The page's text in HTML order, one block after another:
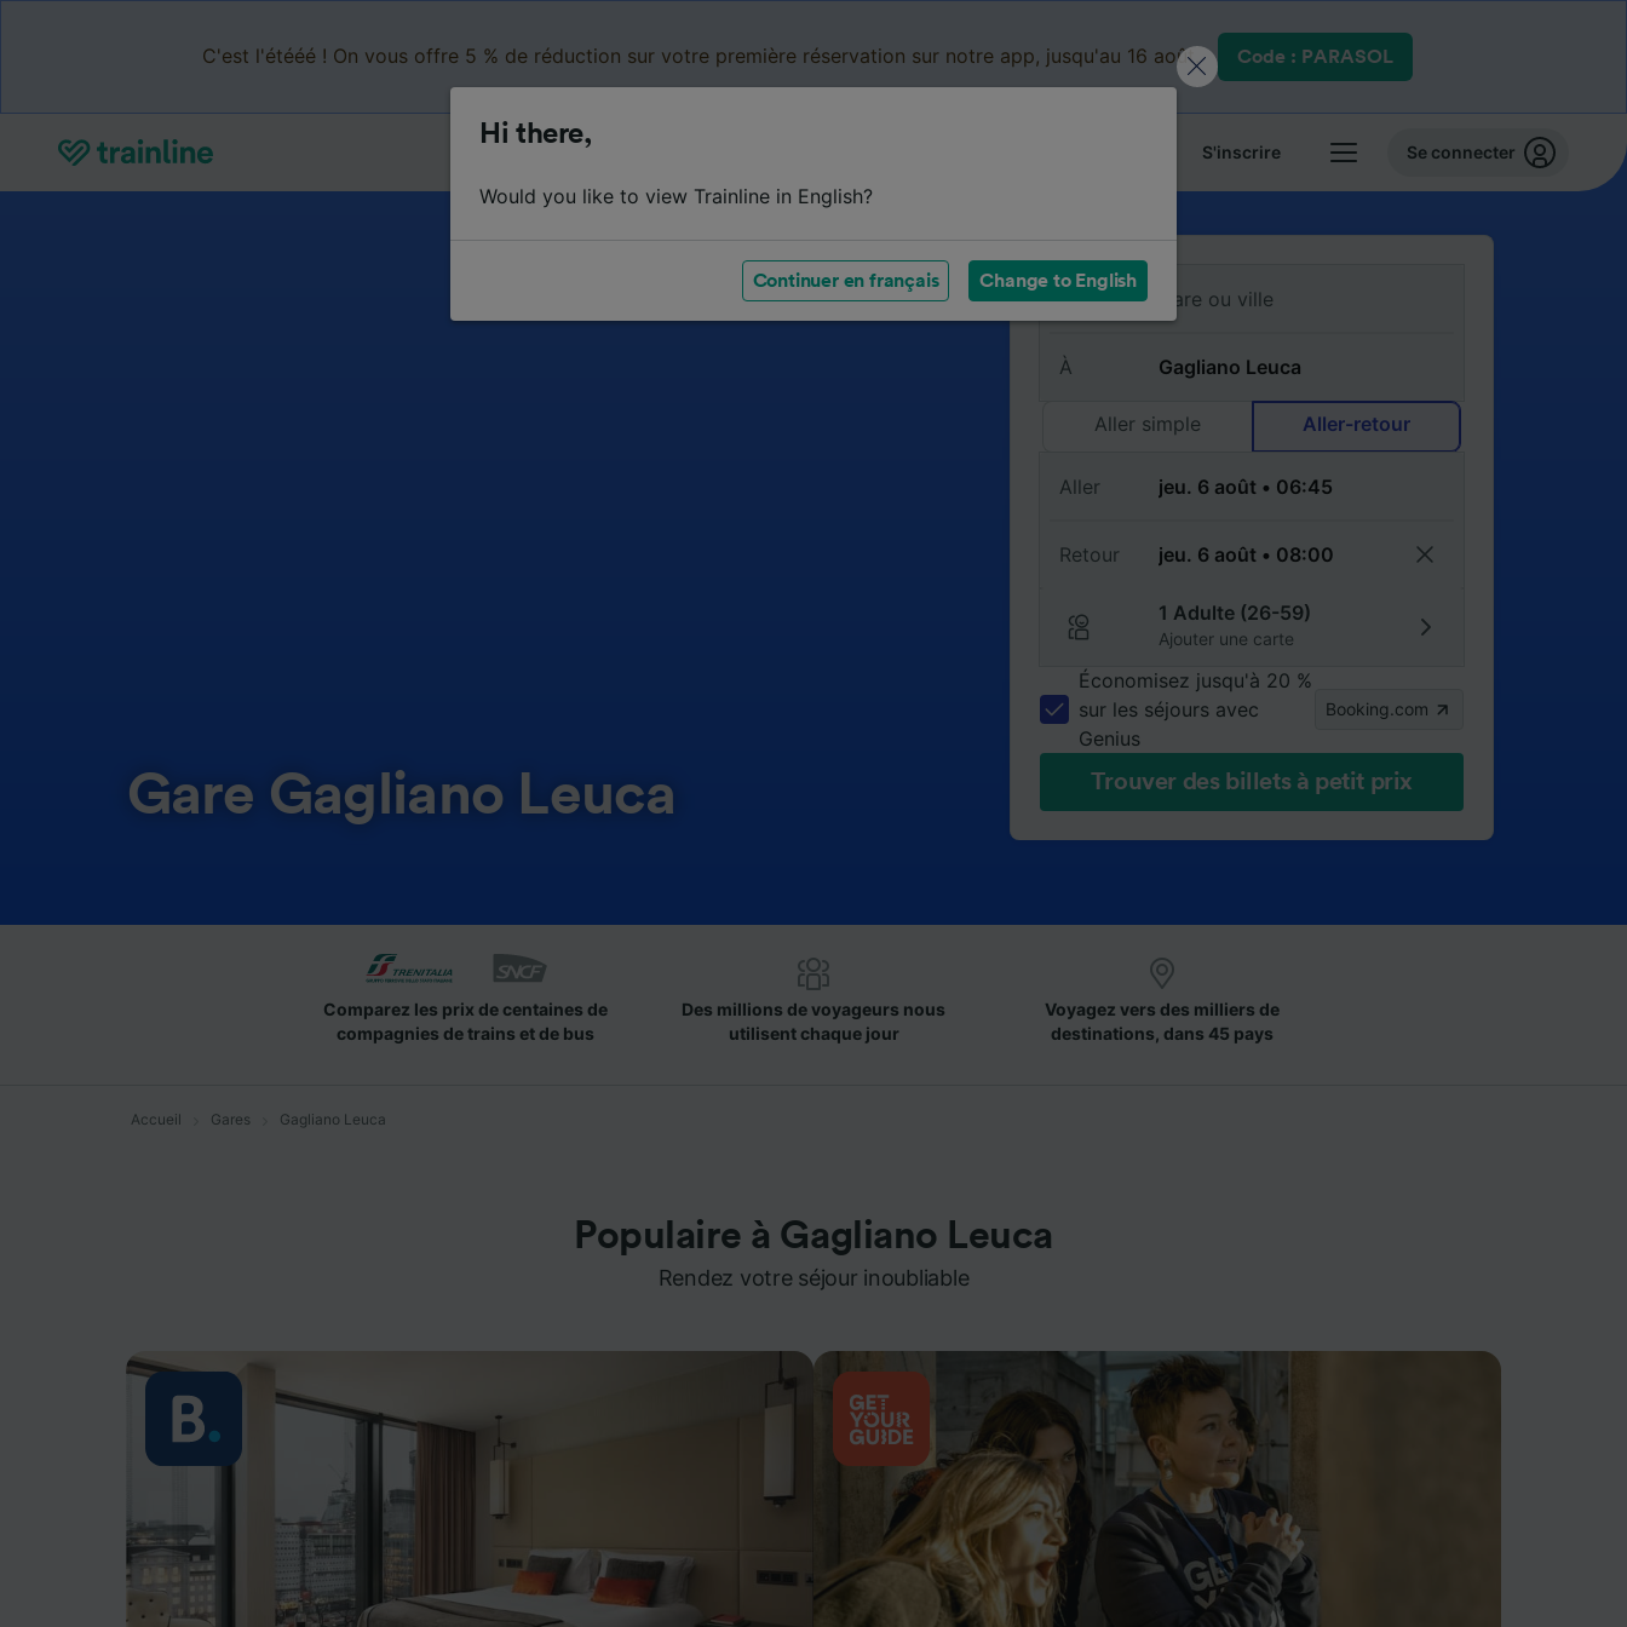
C'est l'étééé ! On vous offre 5 % de réduction sur votre première réservation sur notre app, jusqu'au 16 août. Code : PARASOL
S'inscrire Se connecter
Gare Gagliano Leuca
De
À
Aller simple Aller-retour
Aller
Retour
1 Adulte (26-59)
Ajouter une carte
Économisez jusqu'à 20 %
sur les séjours avec
Genius
Booking.com
Trouver des billets à petit prix
Comparez les prix de centaines de
compagnies de trains et de bus
Des millions de voyageurs nous
utilisent chaque jour
Voyagez vers des milliers de
destinations, dans 45 pays
Accueil Gares Gagliano Leuca
Populaire à Gagliano Leuca
Rendez votre séjour inoubliable
Hi there,
Would you like to view Trainline in English?
Continuer en français Change to English